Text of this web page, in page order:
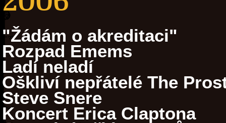
"Žádám o akreditaci"
Rozpad Emems
Ladí neladí
Oškliví nepřátelé The
Steve Snere
Koncert Erica Claptona